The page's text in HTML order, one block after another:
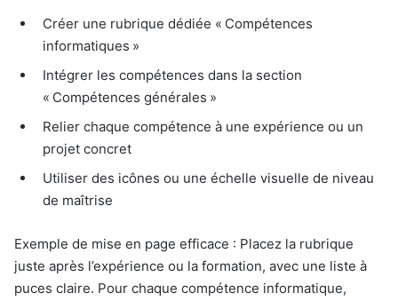
Créer une rubrique dédiée « Compétences
informatiques »
Intégrer les compétences dans la section
« Compétences générales »
Relier chaque compétence à une expérience ou un
projet concret
Utiliser des icônes ou une échelle visuelle de niveau
de maîtrise
Exemple de mise en page efficace : Placez la rubrique
juste après l’expérience ou la formation, avec une liste à
puces claire. Pour chaque compétence informatique,